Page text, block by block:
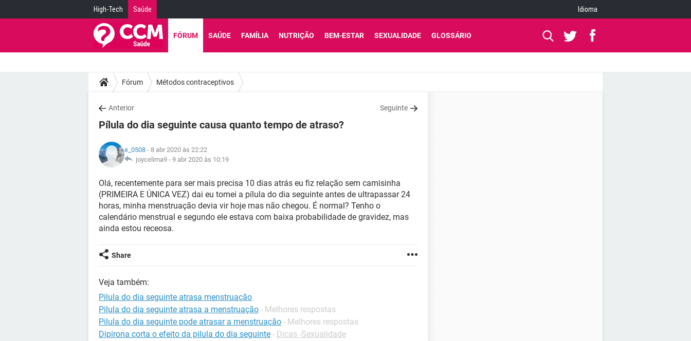
High-Tech Saúde Idioma
FÓRUM SAÚDE FAMÍLIA NUTRIÇÃO BEM-ESTAR SEXUALIDADE GLOSSÁRIO
Fórum Métodos contraceptivos
Anterior Seguinte
Pílula do dia seguinte causa quanto tempo de atraso?
e_0508 - 8 abr 2020 às 22:22
joycelima9 - 9 abr 2020 às 10:19
Olá, recentemente para ser mais precisa 10 dias atrás eu fiz relação sem camisinha
(PRIMEIRA E ÚNICA VEZ) dai eu tomei a pílula do dia seguinte antes de ultrapassar 24
horas, minha menstruação devia vir hoje mas não chegou. É normal? Tenho o
calendário menstrual e segundo ele estava com baixa probabilidade de gravidez, mas
ainda estou receosa.
Share
Veja também:
Pilula do dia seguinte atrasa menstruação
Pilula do dia seguinte atrasa a menstruação - Melhores respostas
Pilula do dia seguinte pode atrasar a menstruação - Melhores respostas
Dipirona corta o efeito da pilula do dia seguinte - Dicas -Sexualidade